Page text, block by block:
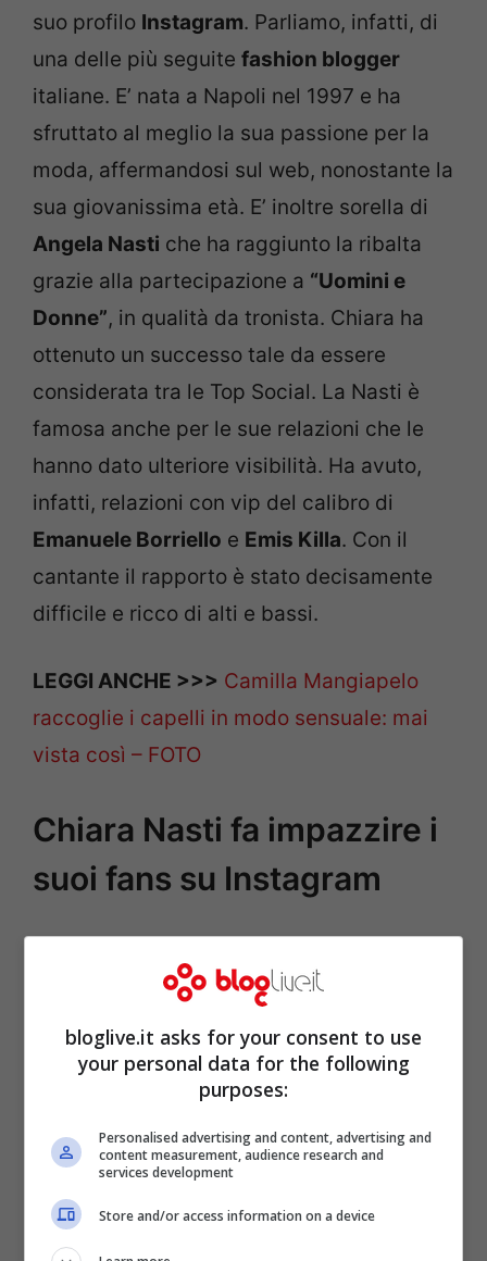
suo profilo Instagram. Parliamo, infatti, di
una delle più seguite fashion blogger
italiane. E’ nata a Napoli nel 1997 e ha
sfruttato al meglio la sua passione per la
moda, affermandosi sul web, nonostante la
sua giovanissima età. E’ inoltre sorella di
Angela Nasti che ha raggiunto la ribalta
grazie alla partecipazione a “Uomini e
Donne”, in qualità da tronista. Chiara ha
ottenuto un successo tale da essere
considerata tra le Top Social. La Nasti è
famosa anche per le sue relazioni che le
hanno dato ulteriore visibilità. Ha avuto,
infatti, relazioni con vip del calibro di
Emanuele Borriello e Emis Killa. Con il
cantante il rapporto è stato decisamente
difficile e ricco di alti e bassi.
LEGGI ANCHE >>> Camilla Mangiapelo
raccoglie i capelli in modo sensuale: mai
vista così – FOTO
Chiara Nasti fa impazzire i
suoi fans su Instagram
https://www.instagram.com/p/CGkG3aOJR
bloglive.it asks for your consent to use
your personal data for the following
purposes:
Personalised advertising and content, advertising and
content measurement, audience research and
services development
Store and/or access information on a device